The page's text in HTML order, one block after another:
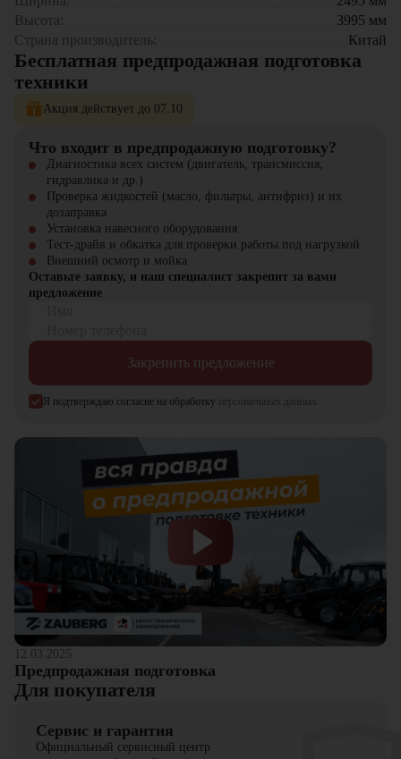
Специализированные бетоновозы
Автобетононасосы большой мощности
Тяжелые автогрейдеры
Промышленные погрузчики
Многофункциональные платформы
Прямые поставки с конвейера
Собственный склад запчастей
Авторизованный сервисный центр
Выбирайте лидера рынка – выбирайте JAC HFC5251GJBP1K5E41F
от "
ЦТО"! Официальный дилер – гарантия качества и лучших
условий на рынке.
Высота:
3995 мм
Страна производитель:
Китай
Бесплатная предпродажная подготовка
техники
Акция действует до 07.10
Что входит в предпродажную подготовку?
Диагностика всех систем (двигатель, трансмиссия,
гидравлика и др.)
Проверка жидкостей (масло, фильтры, антифриз) и их
дозаправка
Установка навесного оборудования
Тест-драйв и обкатка для проверки работы под нагрузкой
Внешний осмотр и мойка
Оставьте заявку, и наш специалист закрепит за вами
предложение
Закрепить предложение
Я подтверждаю согласие на обработку персональных данных
12.03.2025
Предпродажная подготовка
Для покупателя
Сервис и гарантия
Официальный сервисный центр